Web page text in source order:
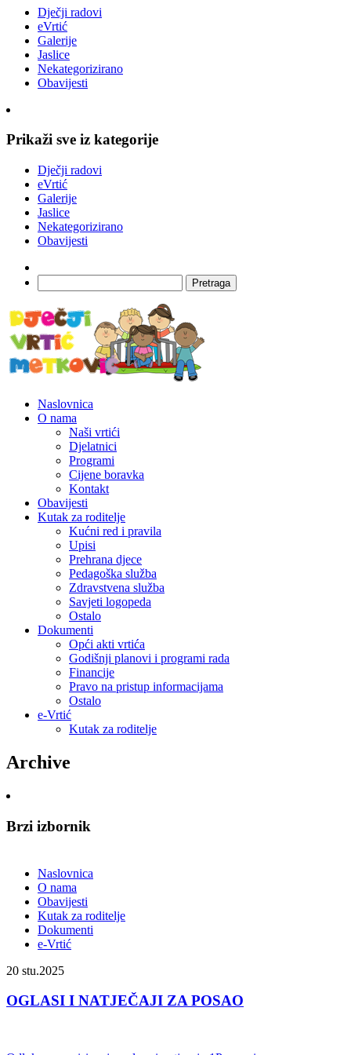
Dječji radovi
eVrtić
Galerije
Jaslice
Nekategorizirano
Obavijesti
Prikaži sve iz kategorije
Dječji radovi
eVrtić
Galerije
Jaslice
Nekategorizirano
Obavijesti
Naslovnica
O nama
Naši vrtići
Djelatnici
Programi
Cijene boravka
Kontakt
Obavijesti
Kutak za roditelje
Kućni red i pravila
Upisi
Prehrana djece
Pedagoška služba
Zdravstvena služba
Savjeti logopeda
Ostalo
Dokumenti
Opći akti vrtića
Godišnji planovi i programi rada
Financije
Pravo na pristup informacijama
Ostalo
e-Vrtić
Kutak za roditelje
Archive
Brzi izbornik
Naslovnica
O nama
Obavijesti
Kutak za roditelje
Dokumenti
e-Vrtić
20 stu.2025
OGLASI I NATJEČAJI ZA POSAO